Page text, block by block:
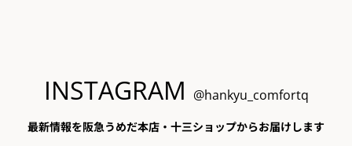
INSTAGRAM @hankyu_comfortq
最新情報を阪急うめだ本店・十三ショップからお届けします